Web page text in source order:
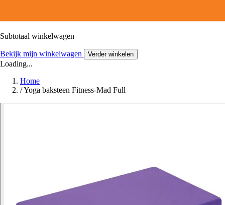
Subtotaal winkelwagen
Bekijk mijn winkelwagen Verder winkelen
Loading...
Home
/Yoga baksteen Fitness-Mad Full